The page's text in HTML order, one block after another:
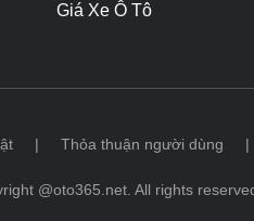
Giá Xe Ô Tô
| Thỏa thuận người dùng |
@oto365.net. All rights